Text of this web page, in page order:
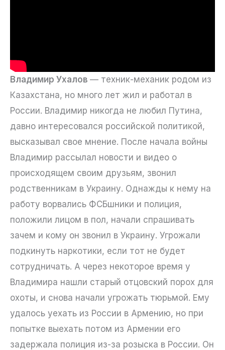
Владимир Ухалов — техник-механик родом из
Казахстана, но много лет жил и работал в
России. Владимир никогда не любил Путина,
давно интересовался российской политикой,
высказывал свое мнение. После начала войны
Владимир рассылал новости и видео о
происходящем своим друзьям, звонил
родственникам в Украину. Однажды к нему на
работу ворвались ФСБшники и полиция,
положили лицом в пол, начали спрашивать
зачем и кому он звонил в Украину. Угрожали
подкинуть наркотики, если тот не будет
сотрудничать. А через некоторое время у
Владимира нашли старый отцовский порох для
охоты, и снова начали угрожать тюрьмой. Ему
удалось уехать из России в Армению, но при
попытке выехать потом из Армении его
задержала полиция из-за розыска в России. Он